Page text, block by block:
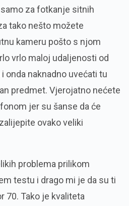
za fotkanje sitnih
tako nešto možete
kameru pošto s njom
vrlo maloj udaljenosti od
onda naknadno uvećati tu
predmet. Vjerojatno nećete
jer su šanse da će
ovako veliki
problema prilikom
testu i drago mi je da su ti
70. Tako je kvaliteta